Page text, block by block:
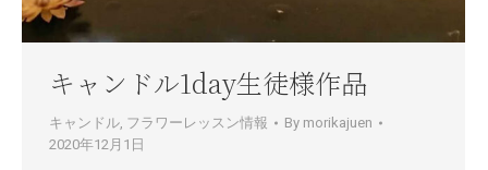
キャンドル1day生徒様作品
キャンドル, フラワーレッスン情報 By morikajuen
2020年12月1日